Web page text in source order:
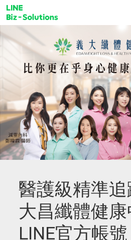
醫護級精準
大昌纖體健
LINE官方帳